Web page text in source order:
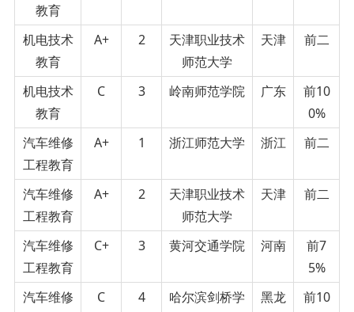
教育
机电技术
教育
A+ 2
天津职业技术
师范大学
天津 前二
机电技术
教育
C 3 岭南师范学院 广东
前10
0%
汽车维修
工程教育
A+ 1 浙江师范大学 浙江 前二
汽车维修
工程教育
A+ 2
天津职业技术
师范大学
天津 前二
汽车维修
工程教育
C+ 3 黄河交通学院 河南
前7
5%
汽车维修
C 4
哈尔滨剑桥学
黑龙
前10